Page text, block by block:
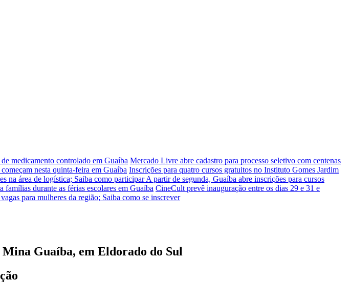
medicamento controlado em Guaíba Mercado Livre abre cadastro para processo seletivo com centenas
nesta quinta-feira em Guaíba Inscrições para quatro cursos gratuitos no Instituto Gomes Jardim
na área de logística; Saiba como participarA partir de segunda, Guaíba abre inscrições para cursos
durante as férias escolares em Guaíba CineCult prevê inauguração entre os dias 29 e 31 e
para mulheres da região; Saiba como se inscrever
Guaíba, em Eldorado do Sul